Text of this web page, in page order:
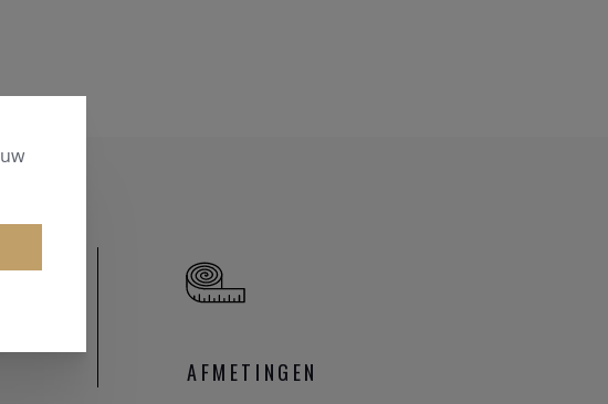
AFMETINGEN